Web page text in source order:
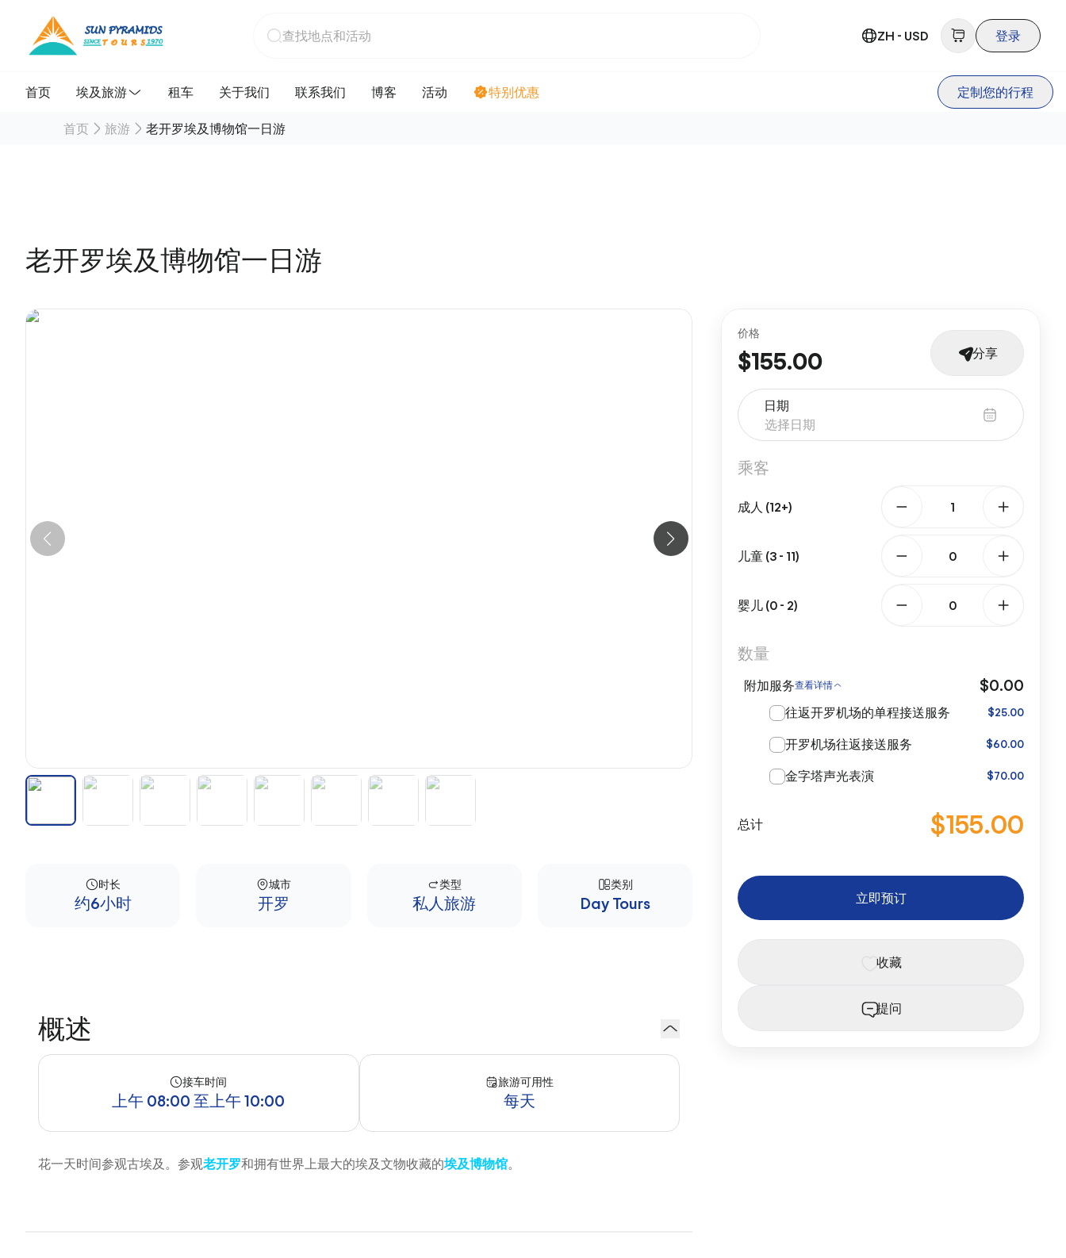
ZH - USD 登录
首页 埃及旅游 租车 关于我们 联系我们 博客 活动 特别优惠 定制您的行程
首页 旅游 老开罗埃及博物馆一日游
老开罗埃及博物馆一日游
时长
约6小时
城市
开罗
类型
私人旅游
类别
Day Tours
概述
接车时间
上午 08:00 至上午 10:00
旅游可用性
每天
花一天时间参观古埃及。参观老开罗和拥有世界上最大的埃及文物收藏的埃及博物馆。
价格
$155.00 分享
日期
乘客
成人 (12+)
儿童 (3 - 11)
婴儿 (0 - 2)
数量
附加服务查看详情 $0.00
往返开罗机场的单程接送服务 $25.00
开罗机场往返接送服务 $60.00
金字塔声光表演 $70.00
总计 $155.00
立即预订
收藏
提问